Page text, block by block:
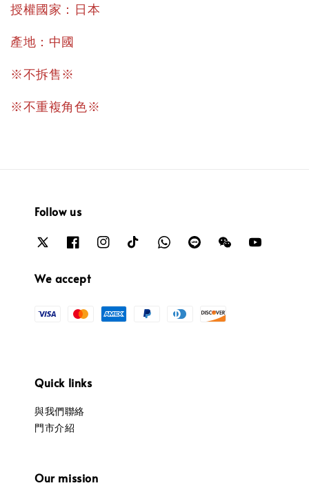
授權國家：日本
產地：中國
※不拆售※
※不重複角色※
Follow us
We accept
Quick links
與我們聯絡
門市介紹
Our mission